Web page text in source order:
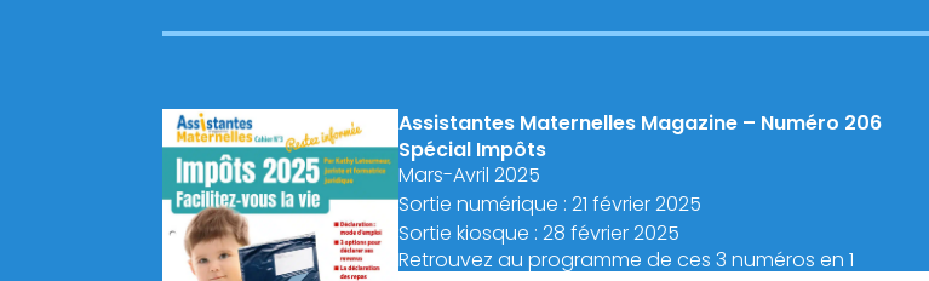
Assistantes Maternelles Magazine – Numéro 206
Spécial Impôts
Mars-Avril 2025
Sortie numérique : 21 février 2025
Sortie kiosque : 28 février 2025
Retrouvez au programme de ces 3 numéros en 1